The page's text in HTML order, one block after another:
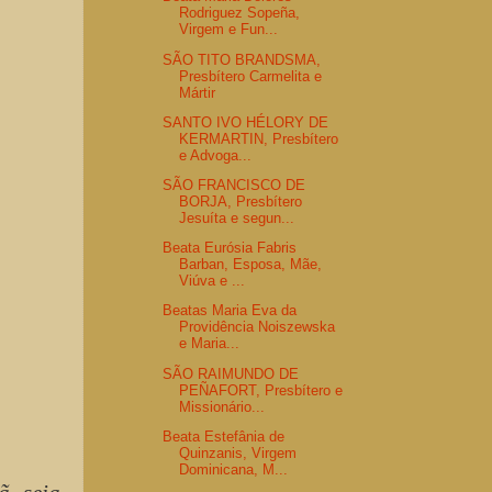
Rodriguez Sopeña,
Virgem e Fun...
SÃO TITO BRANDSMA,
Presbítero Carmelita e
Mártir
SANTO IVO HÉLORY DE
KERMARTIN, Presbítero
e Advoga...
SÃO FRANCISCO DE
BORJA, Presbítero
Jesuíta e segun...
Beata Eurósia Fabris
Barban, Esposa, Mãe,
Viúva e ...
Beatas Maria Eva da
Providência Noiszewska
e Maria...
SÃO RAIMUNDO DE
PEÑAFORT, Presbítero e
Missionário...
Beata Estefânia de
Quinzanis, Virgem
Dominicana, M...